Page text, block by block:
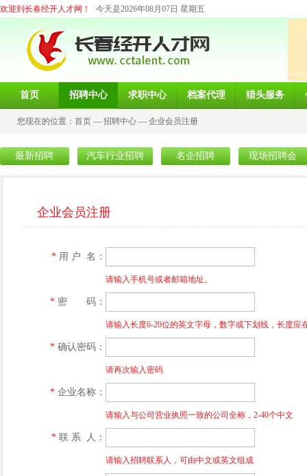
欢迎到长春经开人才网！ 今天是2026年08月07日 星期五
首页 招聘中心 求职中心 档案代理 猎头服务
您现在的位置： 首页 — 招聘中心 — 企业会员注册
最新招聘 汽车行业招聘 名企招聘 现场招聘会
企业会员注册
* 用 户 名：
请输入手机号或者邮箱地址。
* 密 码：
请输入长度6-20位的英文字母，数字或下划线，长度应
* 确认密码：
请再次输入密码
* 企业名称：
请输入与公司营业执照一致的公司全称，2-40个中文
* 联 系 人：
请输入招聘联系人，可由中文或英文组成